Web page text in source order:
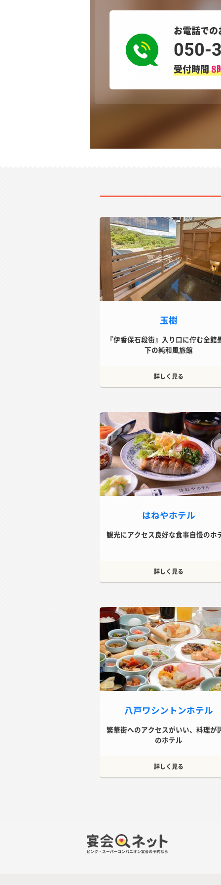
お電話で
050-
受付時間8
玉樹
『伊香保石段街』入り口に佇む全館
下の純和風旅館
詳しく見る
はねやホテル
観光にアクセス良好な食事自慢のホ
詳しく見る
八戸ワシントンホテル
繁華街へのアクセスがいい、料理が
のホテル
詳しく見る